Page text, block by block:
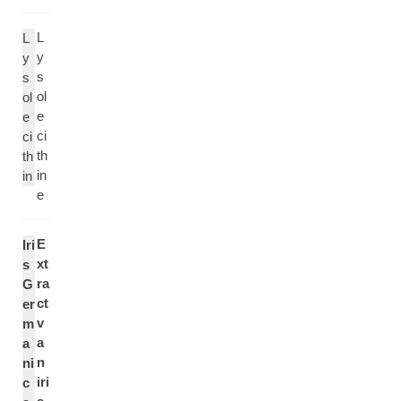
L
y
s
ol
e
ci
th
in
L
y
s
ol
e
ci
th
in
e
Iri
s
G
er
m
a
ni
c
E
xt
ra
ct
v
a
n
iri